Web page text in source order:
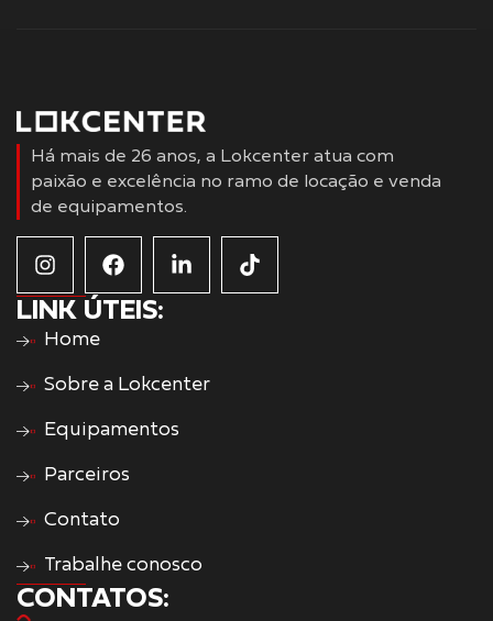
Há mais de 26 anos, a Lokcenter atua com
paixão e excelência no ramo de locação e venda
de equipamentos.
LINK ÚTEIS:
Home
Sobre a Lokcenter
Equipamentos
Parceiros
Contato
Trabalhe conosco
CONTATOS: